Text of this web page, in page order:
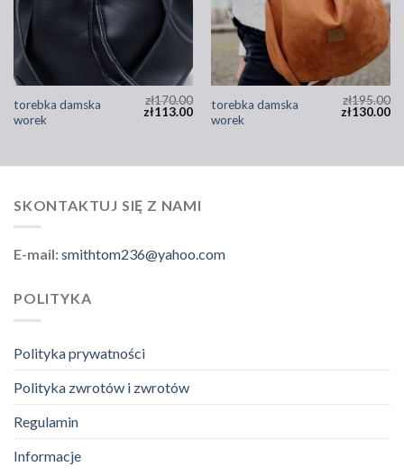
torebka damska
worek
zł170.00
zł113.00
torebka damska
worek
zł195.00
zł130.00
SKONTAKTUJ SIĘ Z NAMI
E-mail:smithtom236@yahoo.com
POLITYKA
Polityka prywatności
Polityka zwrotów i zwrotów
Regulamin
Informacje